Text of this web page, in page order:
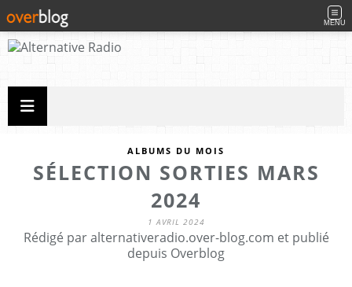
MENU
ALBUMS DU MOIS
SÉLECTION SORTIES MARS
2024
1 AVRIL 2024
Rédigé par alternativeradio.over-blog.com et publié
depuis Overblog